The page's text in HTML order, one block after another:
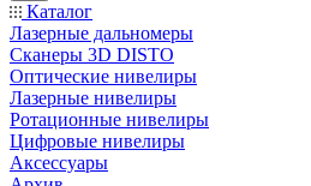
Каталог
Лазерные дальномеры
Сканеры 3D DISTO
Оптические нивелиры
Лазерные нивелиры
Ротационные нивелиры
Цифровые нивелиры
Аксессуары